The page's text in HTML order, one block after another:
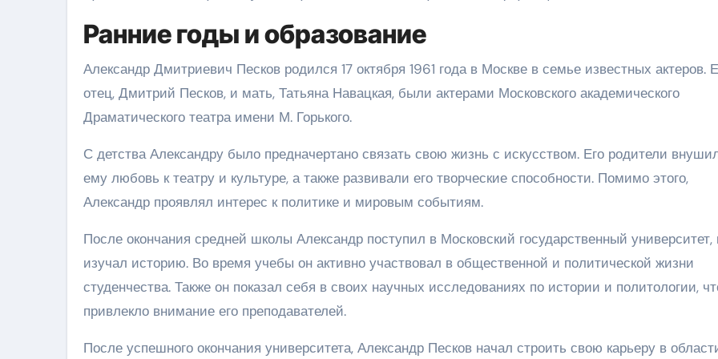
Ранние годы и образование
Александр Дмитриевич Песков родился 17 октября 1961 года в Москве в семье известных актеров.
отец, Дмитрий Песков, и мать, Татьяна Навацкая, были актерами Московского академического
Драматического театра имени М. Горького.
С детства Александру было предначертано связать свою жизнь с искусством. Его родители
ему любовь к театру и культуре, а также развивали его творческие способности. Помимо этого,
Александр проявлял интерес к политике и мировым событиям.
После окончания средней школы Александр поступил в Московский государственный университет,
изучал историю. Во время учебы он активно участвовал в общественной и политической жизни
студенчества. Также он показал себя в своих научных исследованиях по истории и политологии,
привлекло внимание его преподавателей.
После успешного окончания университета, Александр Песков начал строить свою карьеру в